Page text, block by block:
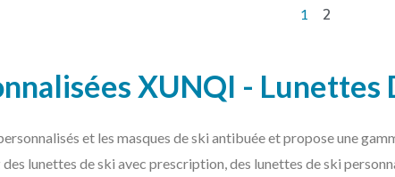
1 2
XUNQI - Lunettes
et les masques de ski antibuée et propose une
lunettes de ski avec prescription, des lunettes de ski